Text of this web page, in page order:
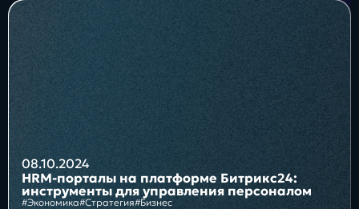
Блог
Бизнес
08.10.2024
HRM-порталы на платформе Битрикс24:
инструменты для управления персоналом
#Экономика#Стратегия#Бизнес